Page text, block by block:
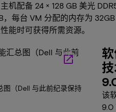
机配备 24 × 128 GB 美光
，每台 VM 分配的内存为
能时可获得所需资源。
launch
图（Dell 与此前纪录保持
该
9.0